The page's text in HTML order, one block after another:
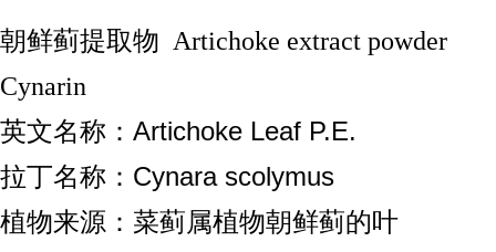
朝鲜蓟提取物 Artichoke extract powder
Cynarin
英文名称： Artichoke Leaf P.E.
拉丁名称： Cynara scolymus
植物来源：菜蓟属植物朝鲜蓟的叶